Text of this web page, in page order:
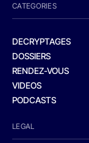
CATEGORIES
DECRYPTAGES
DOSSIERS
RENDEZ-VOUS
VIDEOS
PODCASTS
LEGAL